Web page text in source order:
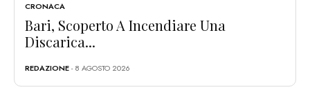
CRONACA
Bari, Scoperto A Incendiare Una
Discarica...
REDAZIONE- 8 AGOSTO 2026